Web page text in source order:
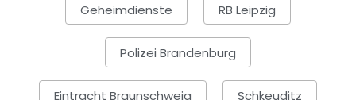
Geheimdienste RB Leipzig
Polizei Brandenburg
Eintracht Braunschweig Schkeuditz